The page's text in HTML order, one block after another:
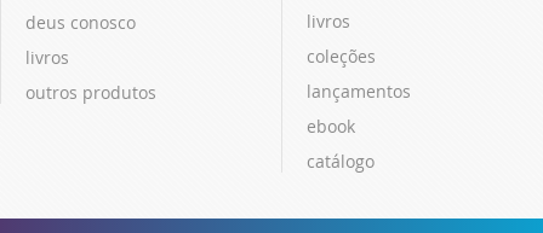
deus conosco
livros
outros produtos
livros
coleções
lançamentos
ebook
catálogo